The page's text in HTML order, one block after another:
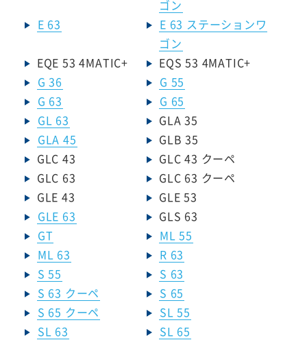
ゴン
E 63
E 63 ステーションワ
ゴン
EQE 53 4MATIC+
EQS 53 4MATIC+
G 36
G 55
G 63
G 65
GL 63
GLA 35
GLA 45
GLB 35
GLC 43
GLC 43 クーペ
GLC 63
GLC 63 クーペ
GLE 43
GLE 53
GLE 63
GLS 63
GT
ML 55
ML 63
R 63
S 55
S 63
S 63 クーペ
S 65
S 65 クーペ
SL 55
SL 63
SL 65